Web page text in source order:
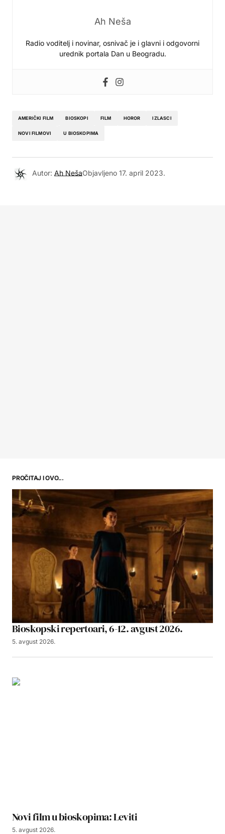
Ah Neša
Radio voditelj i novinar, osnivač je i glavni i odgovorni
urednik portala Dan u Beogradu.
AMERIČKI FILM BIOSKOPI FILM HOROR IZLASCI
NOVI FILMOVI U BIOSKOPIMA
Autor: Ah NešaObjavljeno 17. april 2023.
PROČITAJ I OVO...
Bioskopski repertoari, 6-12. avgust 2026.
5. avgust 2026.
Novi film u bioskopima: Leviti
5. avgust 2026.